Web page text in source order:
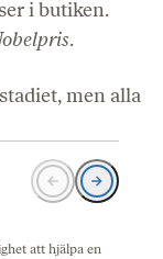
i butiken.
.
men alla
att hjälpa en